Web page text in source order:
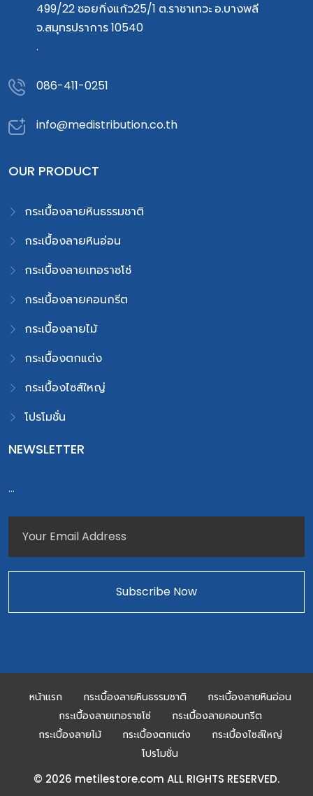
499/22 ซอยกิ่งแก้ว25/1 ต.ราชาเทวะ อ.บางพลี
จ.สมุทรปราการ 10540
.
086-411-0251
info@medistribution.co.th
OUR PRODUCT
กระเบื้องลายหินธรรมชาติ
กระเบื้องลายหินอ่อน
กระเบื้องลายเทอราซโซ่
กระเบื้องลายคอนกรีต
กระเบื้องลายไม้
กระเบื้องตกแต่ง
กระเบื้องไซส์ใหญ่
โปรโมชั่น
NEWSLETTER
...
หน้าแรก กระเบื้องลายหินธรรมชาติ
กระเบื้องลายหินอ่อน
กระเบื้องลายเทอราซโซ่
กระเบื้องลายคอนกรีต
กระเบื้องลายไม้
กระเบื้องตกแต่ง
กระเบื้องไซส์ใหญ่
โปรโมชั่น
© 2026 metilestore.com ALL RIGHTS RESERVED.